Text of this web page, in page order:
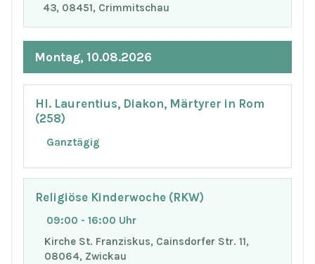
43, 08451, Crimmitschau
Montag, 10.08.2026
Hl. Laurentius, Diakon, Märtyrer in Rom
(258)
Ganztägig
Religiöse Kinderwoche (RKW)
09:00 - 16:00 Uhr
Kirche St. Franziskus, Cainsdorfer Str. 11,
08064, Zwickau